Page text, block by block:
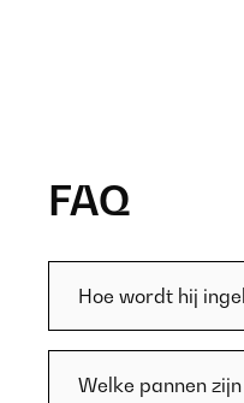
FAQ
Hoe wordt hij
Welke pannen